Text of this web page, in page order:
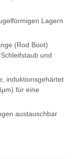
Lagern
(Rod Boot)
und
induktionsgehärtet
für eine
austauschbar